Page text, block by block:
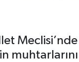
Meclisi’nde
muhtarlarını